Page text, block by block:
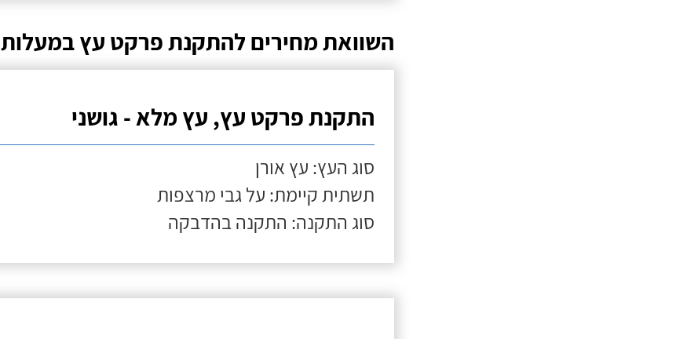
השוואת מחירים להתקנת פרקט עץ במעלות
התקנת פרקט עץ, עץ מלא - גושני
סוג העץ: עץ אורן
תשתית קיימת: על גבי מרצפות
סוג התקנה: התקנה בהדבקה